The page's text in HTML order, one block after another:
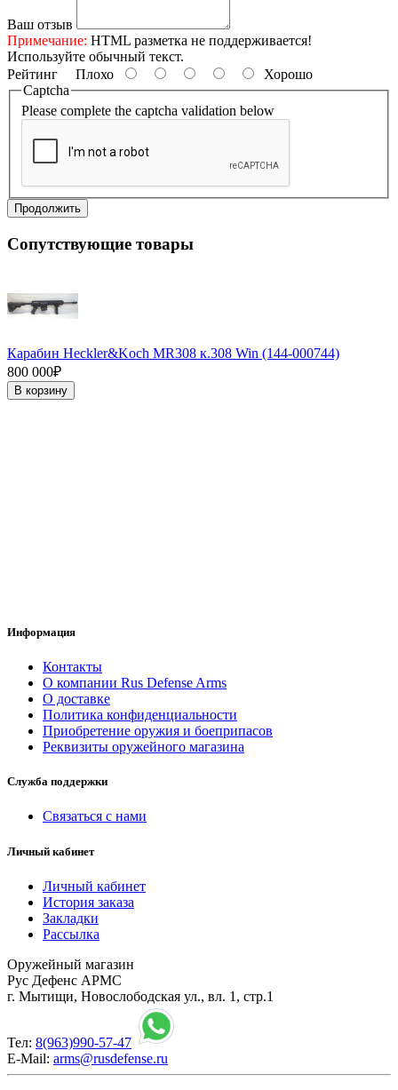
Ваш отзыв
Примечание: HTML разметка не поддерживается!
Используйте обычный текст.
Рейтинг Плохо
Хорошо
Captcha
Please complete the captcha validation below
Продолжить
Сопутствующие товары
Карабин Heckler&Koch MR308 к.308 Win (144-000744)
800 000₽
В корзину
Информация
Контакты
О компании Rus Defense Arms
О доставке
Политика конфиденциальности
Приобретение оружия и боеприпасов
Реквизиты оружейного магазина
Служба поддержки
Связаться с нами
Личный кабинет
Личный кабинет
История заказа
Закладки
Рассылка
Оружейный магазин
Рус Дефенс АРМС
г. Мытищи, Новослободская ул., вл. 1, стр.1
Тел: 8(963)990-57-47
E-Mail: arms@rusdefense.ru